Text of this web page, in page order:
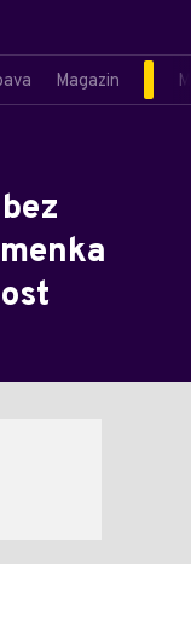
Magazin